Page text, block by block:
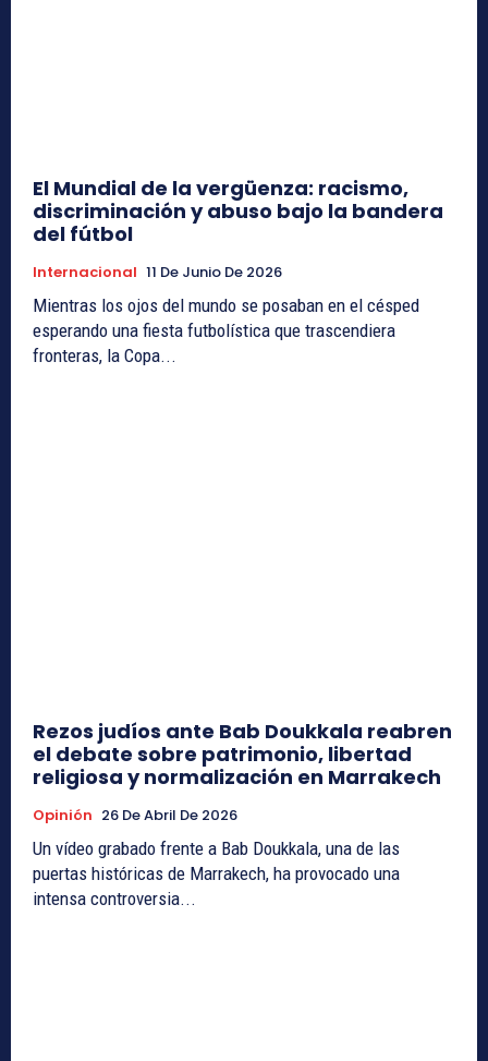
El Mundial de la vergüenza: racismo,
discriminación y abuso bajo la bandera
del fútbol
Internacional 11 De Junio De 2026
Mientras los ojos del mundo se posaban en el césped
esperando una fiesta futbolística que trascendiera
fronteras, la Copa...
Rezos judíos ante Bab Doukkala reabren
el debate sobre patrimonio, libertad
religiosa y normalización en Marrakech
Opinión 26 De Abril De 2026
Un vídeo grabado frente a Bab Doukkala, una de las
puertas históricas de Marrakech, ha provocado una
intensa controversia...